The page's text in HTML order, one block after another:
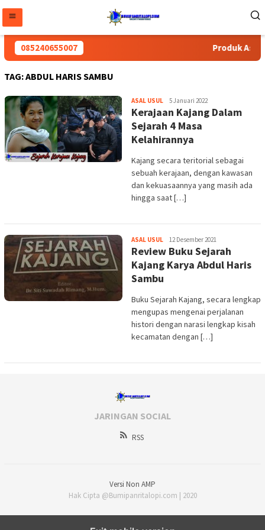
konten
085240655007 Produk Asli
TAG:ABDUL HARIS SAMBU
ASAL USULAuthor
5 Januari 2022
Kerajaan Kajang Dalam
Sejarah 4 Masa
Kelahirannya
Kajang secara teritorial sebagai
sebuah kerajaan, dengan kawasan
dan kekuasaannya yang masih ada
hingga saat […]
ASAL USULAuthor
12 Desember 2021
Review Buku Sejarah
Kajang Karya Abdul Haris
Sambu
Buku Sejarah Kajang, secara lengkap
mengupas mengenai perjalanan
histori dengan narasi lengkap kisah
kecamatan dengan […]
JARINGAN SOCIAL
RSS
Versi Non AMP
Hak Cipta @Bumipanritalopi.com | 2020